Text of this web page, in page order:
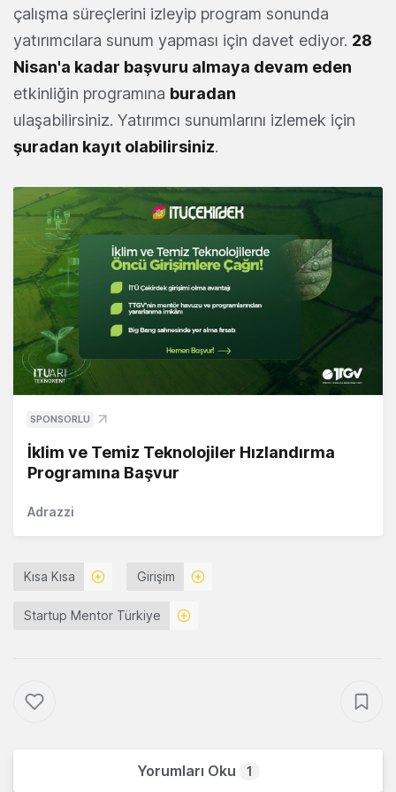
çalışma süreçlerini izleyip program sonunda
yatırımcılara sunum yapması için davet ediyor. 28
Nisan'a kadar başvuru almaya devam eden
etkinliğin programına buradan
ulaşabilirsiniz. Yatırımcı sunumlarını izlemek için
şuradan kayıt olabilirsiniz.
SPONSORLU
İklim ve Temiz Teknolojiler Hızlandırma
Programına Başvur
Adrazzi
Kısa Kısa Girişim
Startup Mentor Türkiye
Yorumları Oku 1